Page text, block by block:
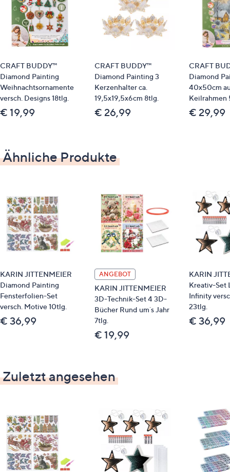
leeres Beutelchen
Anleitung
Material
Acryl, Metall
CRAFT BUDDY™
Diamond Painting
Weihnachtsornamente
versch. Designs 18tlg.
€ 19,99
CRAFT BUDDY™
Diamond Painting 3
Kerzenhalter ca.
19,5x19,5x6cm 8tlg.
€ 26,99
CRAFT
Diamond
40x50cm
Keilrahmen
€ 29,99
Ähnliche Produkte
KARIN JITTENMEIER
Diamond Painting
Fensterfolien-Set
versch. Motive 10tlg.
€ 36,99
ANGEBOT
KARIN JITTENMEIER
3D-Technik-Set 4 3D-
Bücher Rund um´s Jahr
7tlg.
€ 19,99
KARIN
Kreativ-Set
Infinity
23tlg.
€ 36,99
Zuletzt angesehen